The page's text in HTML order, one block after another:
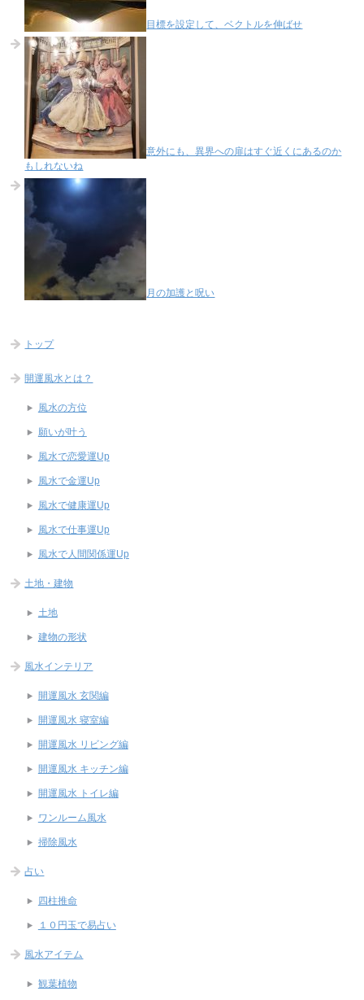
目標を設定して、ベクトルを伸ばせ
意外にも、異界への扉はすぐ近くにあるのか
もしれないね
月の加護と呪い
トップ
開運風水とは？
風水の方位
願いが叶う
風水で恋愛運Up
風水で金運Up
風水で健康運Up
風水で仕事運Up
風水で人間関係運Up
土地・建物
土地
建物の形状
風水インテリア
開運風水 玄関編
開運風水 寝室編
開運風水 リビング編
開運風水 キッチン編
開運風水 トイレ編
ワンルーム風水
掃除風水
占い
四柱推命
１０円玉で易占い
風水アイテム
観葉植物